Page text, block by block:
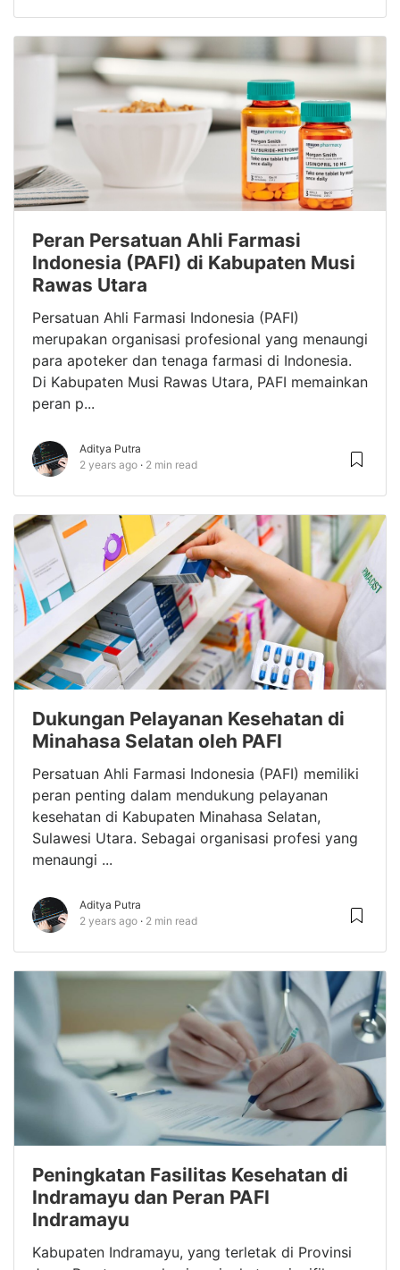
Peran Persatuan Ahli Farmasi
Indonesia (PAFI) di Kabupaten Musi
Rawas Utara
Persatuan Ahli Farmasi Indonesia (PAFI)
merupakan organisasi profesional yang menaungi
para apoteker dan tenaga farmasi di Indonesia.
Di Kabupaten Musi Rawas Utara, PAFI memainkan
peran p...
Aditya Putra
2 years ago
2 min read
Dukungan Pelayanan Kesehatan di
Minahasa Selatan oleh PAFI
Persatuan Ahli Farmasi Indonesia (PAFI) memiliki
peran penting dalam mendukung pelayanan
kesehatan di Kabupaten Minahasa Selatan,
Sulawesi Utara. Sebagai organisasi profesi yang
menaungi ...
Aditya Putra
2 years ago
2 min read
Peningkatan Fasilitas Kesehatan di
Indramayu dan Peran PAFI
Indramayu
Kabupaten Indramayu, yang terletak di Provinsi